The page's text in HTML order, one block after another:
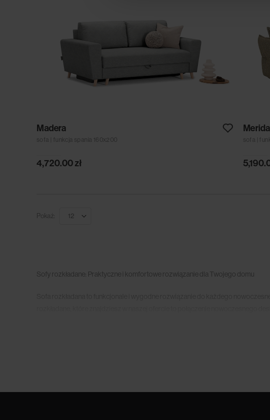
Madera
sofa | funkcja spania 160x200
4,720.00zł
Merida
sofa |
Pokaż:
Sofy rozkładane: Praktyczne i komfortowe rozwiązanie dla Twojego domu
sennym. Dzięki specjalnemu mechanizmowi sofa w zaledwie kilka sekund